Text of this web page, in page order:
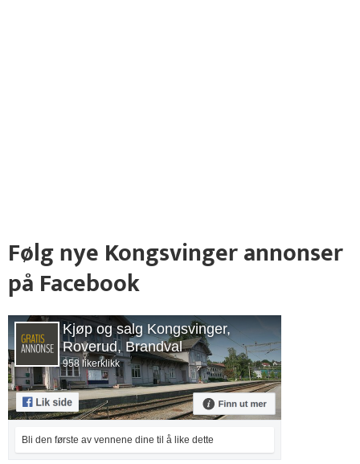
Følg nye Kongsvinger annonser
på Facebook
Kjøp og salg Kongsvinger,
Roverud, Brandval
958 likerklikk
Bli den første av vennene dine til å like dette